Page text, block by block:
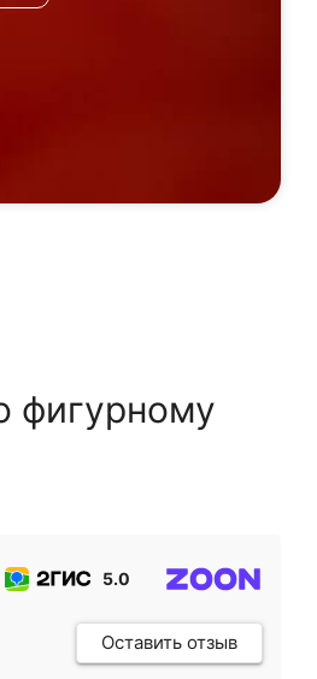
фигурному
5.0
Оставить отзыв